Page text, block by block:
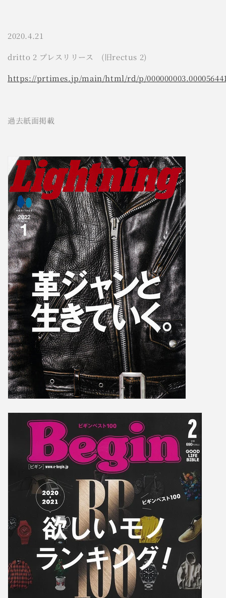
2020.4.21
dritto 2 プレスリリース (旧rectus 2)
https://prtimes.jp/main/html/rd/p/
過去紙面掲載